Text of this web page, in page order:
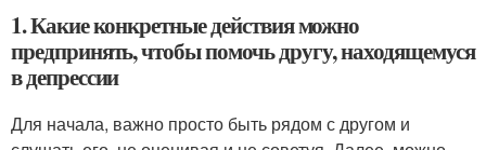
1. Какие конкретные действия можно
предпринять, чтобы помочь другу, находящемуся
в депрессии
Для начала, важно просто быть рядом с другом и